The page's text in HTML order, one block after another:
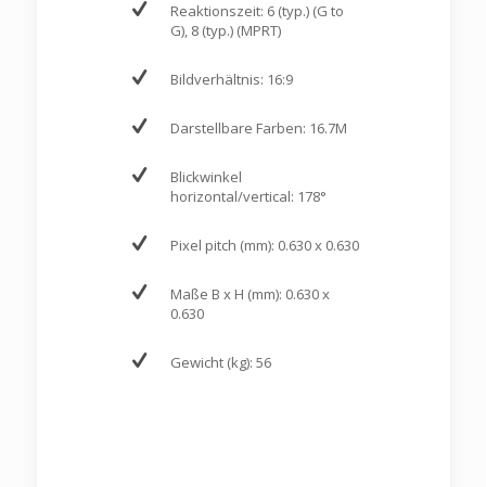
Reaktionszeit: 6 (typ.) (G to
G), 8 (typ.) (MPRT)
Bildverhältnis: 16:9
Darstellbare Farben: 16.7M
Blickwinkel
horizontal/vertical: 178°
Pixel pitch (mm): 0.630 x 0.630
Maße B x H (mm): 0.630 x
0.630
Gewicht (kg): 56